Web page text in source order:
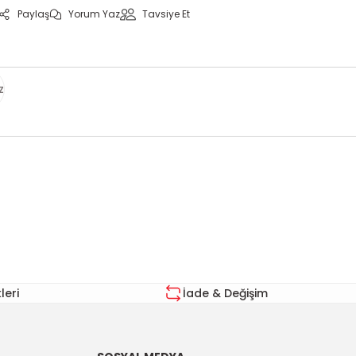
Paylaş Yorum Yaz Tavsiye Et
İade & Değişim